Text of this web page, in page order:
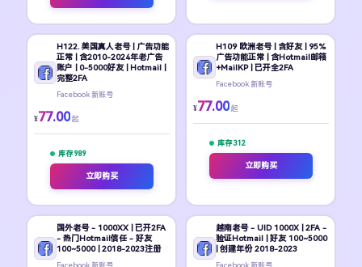
H122. 美国真人老号 | 广告功能
正常 | 含2010-2024年老广告
账户 | 0-5000好友 | Hotmail |
完整2FA
Facebook 新账号
¥77.00 起
库存 989
立即购买
H109 欧洲老号 | 含好友 | 95%
广告功能正常 | 含Hotmail邮箱
+MailKP | 已开全2FA
Facebook 新账号
¥77.00 起
库存 312
立即购买
国外老号 - 1000XX | 已开2FA
- 热门Hotmail信任 - 好友
100~5000 | 2018-2023注册
Facebook 新账号
越南老号 - UID 1000X | 2FA -
验证Hotmail | 好友 100~5000
| 创建年份 2018-2023
Facebook 新账号